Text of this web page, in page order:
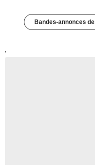
Bandes-annonces
'